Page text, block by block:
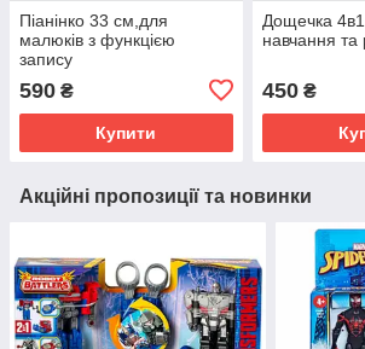
Піанінко 33 см,для
малюків з функцією
запису
590 ₴
Купити
Дощечка
навчання та
450₴
Акційні пропозиції та новинки